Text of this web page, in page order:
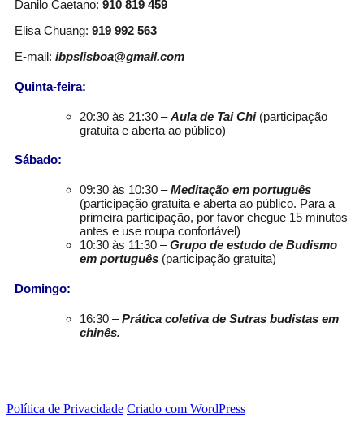
Danilo Caetano: 910 819 459
Elisa Chuang: 919 992 563
E-mail: ibpslisboa@gmail.com
Quinta-feira:
20:30 às 21:30 –Aula de Tai Chi (participação
gratuita e aberta ao público)
Sábado:
09:30 às 10:30 –Meditação em português
(participação gratuita e aberta ao público. Para a
primeira participação, por favor chegue 15 minutos
antes e use roupa confortável)
10:30 às 11:30 –Grupo de estudo de Budismo
em português (participação gratuita)
Domingo:
16:30 –Prática coletiva de Sutras budistas em
chinês.
Política de Privacidade Criado com WordPress